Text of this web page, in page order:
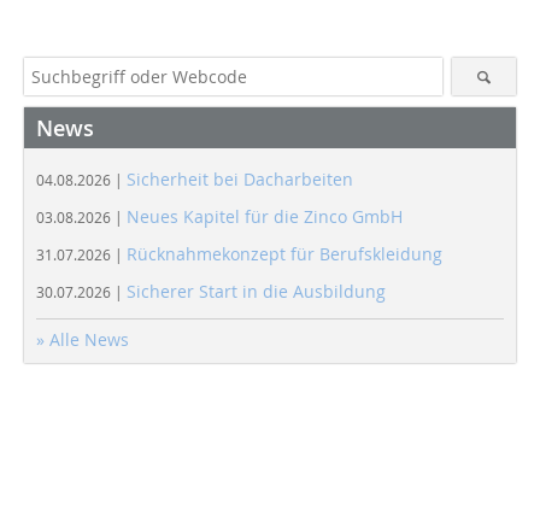
News
04.08.2026 | Sicherheit bei Dacharbeiten
03.08.2026 | Neues Kapitel für die Zinco GmbH
31.07.2026 | Rücknahmekonzept für Berufskleidung
30.07.2026 | Sicherer Start in die Ausbildung
» Alle News